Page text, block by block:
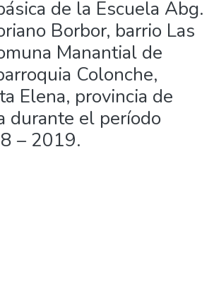
de la Escuela Abg.
Borbor, barrio Las
Manantial de
Colonche,
Elena, provincia de
durante el período
– 2019.